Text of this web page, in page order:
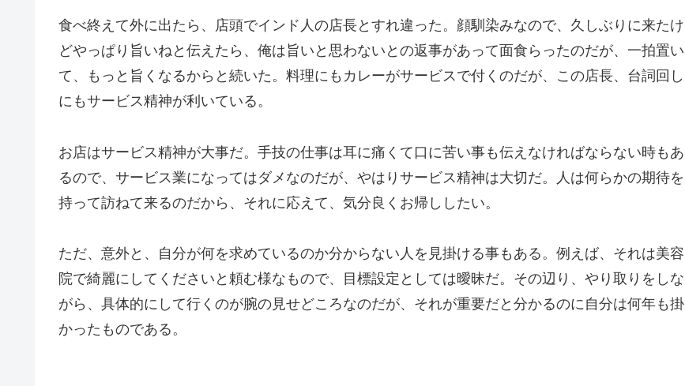
食べ終えて外に出たら、店頭でインド人の店長とすれ違った。顔馴染みなので、久しぶりに来たけ
どやっぱり旨いねと伝えたら、俺は旨いと思わないとの返事があって面食らったのだが、一拍置い
て、もっと旨くなるからと続いた。料理にもカレーがサービスで付くのだが、この店長、台詞回し
にもサービス精神が利いている。
お店はサービス精神が大事だ。手技の仕事は耳に痛くて口に苦い事も伝えなければならない時もあ
るので、サービス業になってはダメなのだが、やはりサービス精神は大切だ。人は何らかの期待を
持って訪ねて来るのだから、それに応えて、気分良くお帰ししたい。
ただ、意外と、自分が何を求めているのか分からない人を見掛ける事もある。例えば、それは美容
院で綺麗にしてくださいと頼む様なもので、目標設定としては曖昧だ。その辺り、やり取りをしな
がら、具体的にして行くのが腕の見せどころなのだが、それが重要だと分かるのに自分は何年も掛
かったものである。